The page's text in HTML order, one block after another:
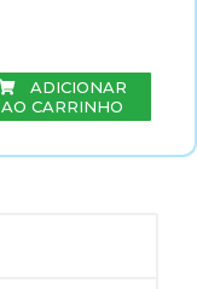
ADICIONAR
AO CARRINHO